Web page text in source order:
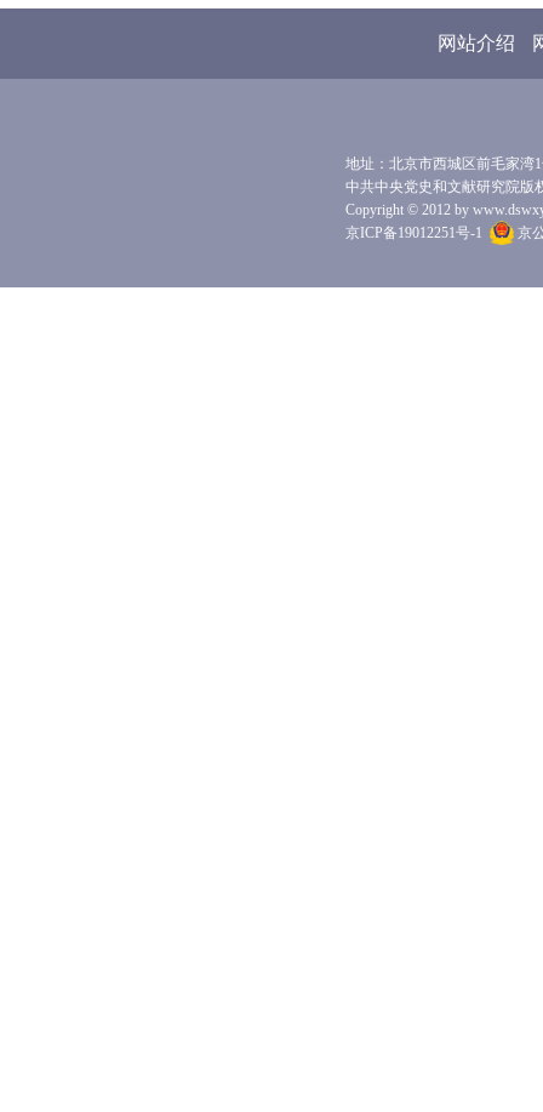
网站介绍
地址：北京市西城区前毛家湾
中共中央党史和文献研究院版
Copyright © 2012 by
京ICP备19012251号-1
京